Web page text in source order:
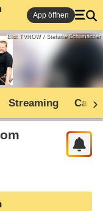
App öffnen
Bild: TVNOW / Stefanie Schumacher
Streaming Cast